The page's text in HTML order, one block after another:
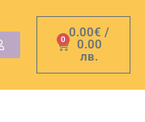
0.00€ /
0.00
лв.
0
Cart